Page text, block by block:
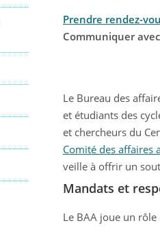
Prendre rendez-
Communiquer
Le Bureau des
et étudiants des
et chercheurs du
Comité des affaires
veille à offrir un
Mandats et
Le BAA joue un